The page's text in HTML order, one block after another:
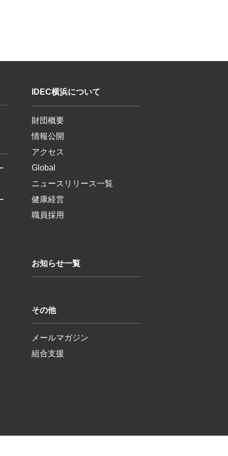
IDEC横浜について
財団概要
情報公開
アクセス
Global
ニュースリリース一覧
健康経営
職員採用
お知らせ一覧
その他
メールマガジン
組合支援